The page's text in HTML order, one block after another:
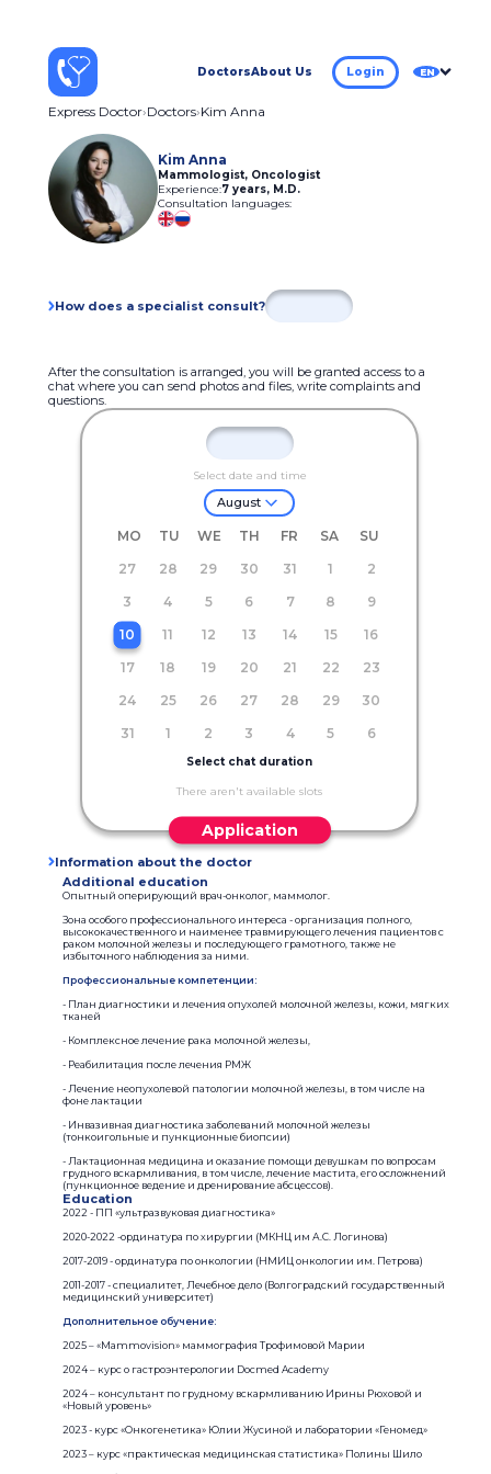
DoctorsAbout Us Login EN
Express Doctor Doctors Kim Anna
Kim Anna
Mammologist, Oncologist
Experience:7 years, M.D.
Consultation languages:
How does a specialist consult?
After the consultation is arranged, you will be granted access to a
chat where you can send photos and files, write complaints and
questions.
Select date and time
August
MO TU WE TH FR SA
SU
27
28 29 30 31 1
2
3
4 5 6 7 8
9
10
11 12 13 14 15
16
17
18 19 20 21 22
23
24
25 26 27 28 29
30
31
1 2 3 4 5 6
Select chat duration
There aren't available slots
Application
Information about the doctor
Additional education
Опытный оперирующий врач-онколог, маммолог.
Зона особого профессионального интереса - организация полного,
высококачественного и наименее травмирующего лечения пациентов с
раком молочной железы и последующего грамотного, также не
избыточного наблюдения за ними.
Профессиональные компетенции:
- План диагностики и лечения опухолей молочной железы, кожи, мягких
тканей
- Комплексное лечение рака молочной железы,
- Реабилитация после лечения РМЖ
- Лечение неопухолевой патологии молочной железы, в том числе на
фоне лактации
- Инвазивная диагностика заболеваний молочной железы
(тонкоигольные и пункционные биопсии)
- Лактационная медицина и оказание помощи девушкам по вопросам
грудного вскармливания, в том числе, лечение мастита, его осложнений
(пункционное ведение и дренирование абсцессов).
Education
2022 - ПП «ультразвуковая диагностика»
2020-2022 -ординатура по хирургии (МКНЦ им А.С. Логинова)
2017-2019 - ординатура по онкологии (НМИЦ онкологии им. Петрова)
2011-2017 - специалитет, Лечебное дело (Волгоградский государственный
медицинский университет)
Дополнительное обучение:
2025 – «Mammovision» маммография Трофимовой Марии
2024 – курс о гастроэнтерологии Docmed Academy
2024 – консультант по грудному вскармливанию Ирины Рюховой и
«Новый уровень»
2023 - курс «Онкогенетика» Юлии Жусиной и лаборатории «Геномед»
2023 – курс «практическая медицинская статистика» Полины Шило